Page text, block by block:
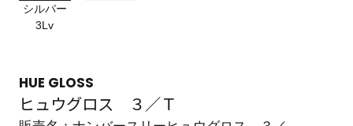
シルバー
3Lv
HUE GLOSS
ヒュウグロス ３／Ｔ